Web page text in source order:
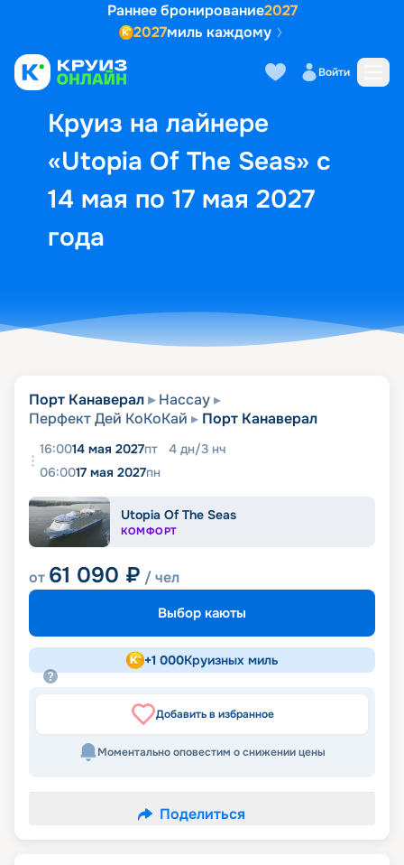
Раннее бронирование2027
2027миль каждому
Войти
Круиз на лайнере
«Utopia Of The Seas» с
14 мая по 17 мая 2027
года
Выбор кают Маршрут и
Порт Канаверал
Нассау
Перфект Дей КоКоКай
Порт Канаверал
16:0014 мая 2027пт 4 дн/3 нч
06:0017 мая 2027пн
Utopia Of The Seas
КОМФОРТ
от 61 090 ₽ / чел
Выбор каюты
+1 000Круизных миль
Добавить в избранное
Моментально оповестим о снижении цены
Поделиться